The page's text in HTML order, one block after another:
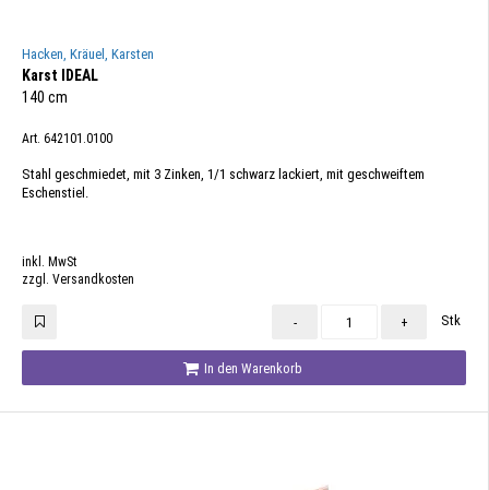
Hacken, Kräuel, Karsten
Karst IDEAL
140 cm
Art. 642101.0100
Stahl geschmiedet, mit 3 Zinken, 1/1 schwarz lackiert, mit geschweiftem
Eschenstiel.
inkl. MwSt
zzgl. Versandkosten
- + Stk
In den Warenkorb